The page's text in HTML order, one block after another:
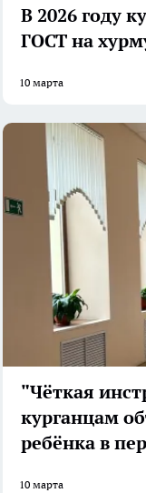
В 2026 году
ГОСТ на
10 марта
"Чёткая
курганцам
ребёнка в
10 марта